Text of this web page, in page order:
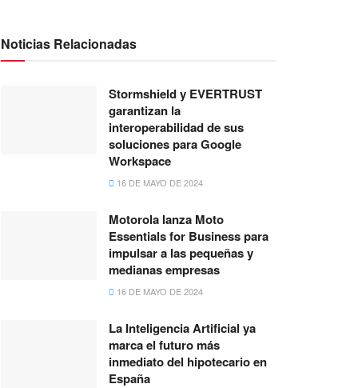
Noticias Relacionadas
Stormshield y EVERTRUST
garantizan la
interoperabilidad de sus
soluciones para Google
Workspace
16 DE MAYO DE 2024
Motorola lanza Moto
Essentials for Business para
impulsar a las pequeñas y
medianas empresas
16 DE MAYO DE 2024
La Inteligencia Artificial ya
marca el futuro más
inmediato del hipotecario en
España